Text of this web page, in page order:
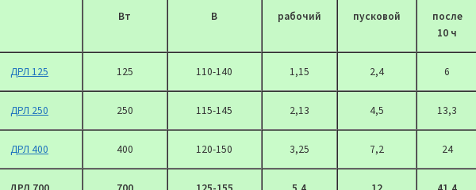
Вт В рабочий пусковой
после
10 ч
ДРЛ 125 125 110-140 1,15 2,4 6
ДРЛ 250 250 115-145 2,13 4,5 13,3
ДРЛ 400 400 120-150 3,25 7,2 24